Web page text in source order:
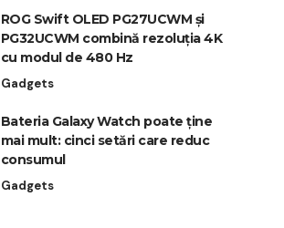
ROG Swift OLED PG27UCWM și
PG32UCWM combină rezoluția 4K
cu modul de 480 Hz
Gadgets
Bateria Galaxy Watch poate ține
mai mult: cinci setări care reduc
consumul
Gadgets